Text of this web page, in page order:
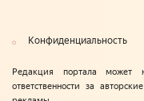
Конфиденциальность
Редакция портала может
ответственности за